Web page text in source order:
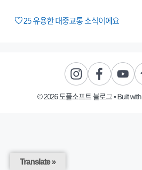
25유용한 대중교통 소식이에요
© 2026 도플소프트 블로그• Built with
Translate »